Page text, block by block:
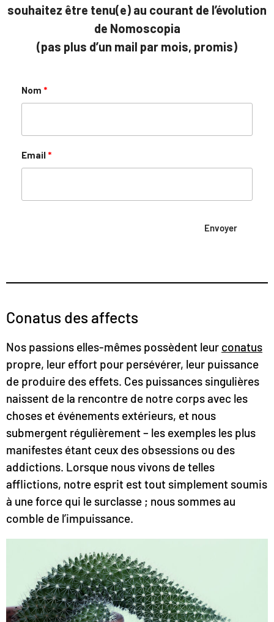
souhaitez être tenu(e) au courant de l’évolution
de Nomoscopia
(pas plus d’un mail par mois, promis)
Nom
Email
Envoyer
Conatus des affects
Nos passions elles-mêmes possèdent leur conatus
propre, leur effort pour persévérer, leur puissance
de produire des effets. Ces puissances singulières
naissent de la rencontre de notre corps avec les
choses et événements extérieurs, et nous
submergent régulièrement – les exemples les plus
manifestes étant ceux des obsessions ou des
addictions. Lorsque nous vivons de telles
afflictions, notre esprit est tout simplement soumis
à une force qui le surclasse ; nous sommes au
comble de l’impuissance.